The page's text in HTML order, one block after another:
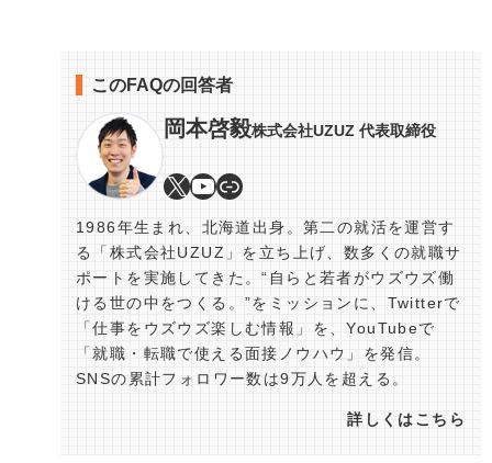
このFAQの回答者
岡本啓毅株式会社UZUZ 代表取締役
1986年生まれ、北海道出身。第二の就活を運営す
る「株式会社UZUZ」を立ち上げ、数多くの就職サ
ポートを実施してきた。“自らと若者がウズウズ働
ける世の中をつくる。”をミッションに、Twitterで
「仕事をウズウズ楽しむ情報」を、YouTubeで
「就職・転職で使える面接ノウハウ」を発信。
SNSの累計フォロワー数は9万人を超える。
詳しくはこちら